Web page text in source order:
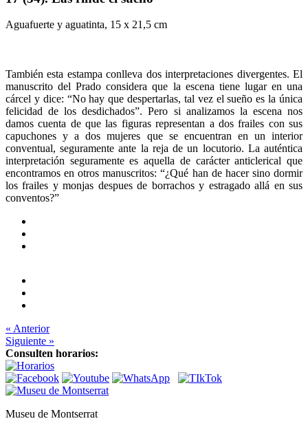
Aguafuerte y aguatinta, 15 x 21,5 cm
También esta estampa conlleva dos interpretaciones divergentes. El
manuscrito del Prado considera que la escena tiene lugar en una
cárcel y dice: “No hay que despertarlas, tal vez el sueño es la única
felicidad de los desdichados”. Pero si analizamos la escena nos
damos cuenta de que las figuras representan a dos frailes con sus
capuchones y a dos mujeres que se encuentran en un interior
conventual, seguramente ante la reja de un locutorio. La auténtica
interpretación seguramente es aquella de carácter anticlerical que
encontramos en otros manuscritos: “¿Qué han de hacer sino dormir
los frailes y monjas despues de borrachos y estragado allá en sus
conventos?”
« Anterior
Siguiente »
Consulten horarios:
Museu de Montserrat